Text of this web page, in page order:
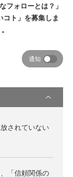
フォローとは？」
ト」を募集しま
通知
されていない
「信頼関係の